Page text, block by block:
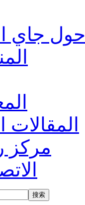
حول جاي
المقالات
مركز